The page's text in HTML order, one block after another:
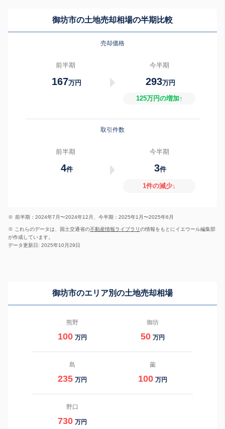
御坊市の土地売却相場の半期比較
売却価格
前半期
167万円
今半期
293万円
125万円の増加↑
取引件数
前半期
4件
今半期
3件
1件の減少↓
※ 前半期：2024年7月〜2024年12月、今半期：2025年1月〜2025年6月
※ これらのデータは、国土交通省の不動産情報ライブラリの情報をもとにイエウール編集部
が作成しています。
データ更新日: 2025年10月29日
御坊市のエリア別の土地売却相場
熊野
100 万円
御坊
50 万円
島
235 万円
薗
100 万円
野口
730 万円